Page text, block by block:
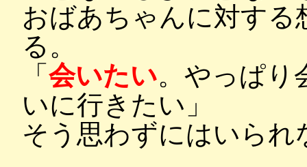
おばあちゃんに対す
る。
「 会いたい。やっぱり
いに行きたい」
そう思わずにはいられ